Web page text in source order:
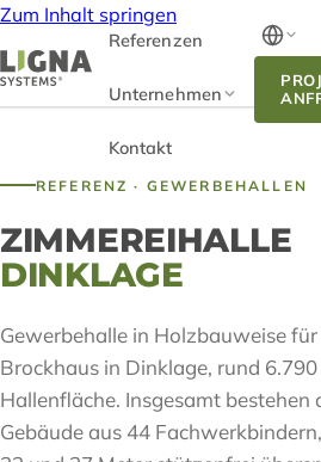
Zum Inhalt springen
Referenzen
Unternehmen
Kontakt
REFERENZ · GEWERBEHALLEN
ZIMMEREIHALLE
DINKLAGE
Gewerbehalle in Holzbauweise
Brockhaus in Dinklage, rund 6.790
Hallenfläche. Insgesamt bestehen
Gebäude aus 44